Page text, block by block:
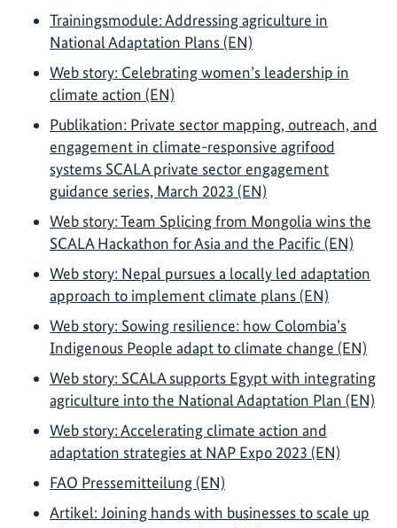
Trainingsmodule: Addressing agriculture in
National Adaptation Plans (EN)
Web story: Celebrating women’s leadership in
climate action (EN)
Publikation: Private sector mapping, outreach, and
engagement in climate-responsive agrifood
systems SCALA private sector engagement
guidance series, March 2023 (EN)
Web story: Team Splicing from Mongolia wins the
SCALA Hackathon for Asia and the Pacific (EN)
Web story: Nepal pursues a locally led adaptation
approach to implement climate plans (EN)
Web story: Sowing resilience: how Colombia’s
Indigenous People adapt to climate change (EN)
Web story: SCALA supports Egypt with integrating
agriculture into the National Adaptation Plan (EN)
Web story: Accelerating climate action and
adaptation strategies at NAP Expo 2023 (EN)
FAO Pressemitteilung (EN)
Artikel: Joining hands with businesses to scale up